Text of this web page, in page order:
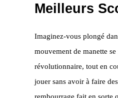
Meilleurs
Imaginez-vous plongé
mouvement de manette
révolutionnaire, tout en
jouer sans avoir à faire
rembourrage fait en sorte